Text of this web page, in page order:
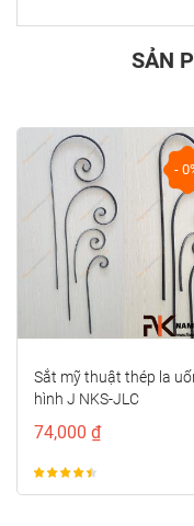
SẢN
-
Sắt mỹ thuật thép la
hình J NKS-JLC
74,000 ₫
prev